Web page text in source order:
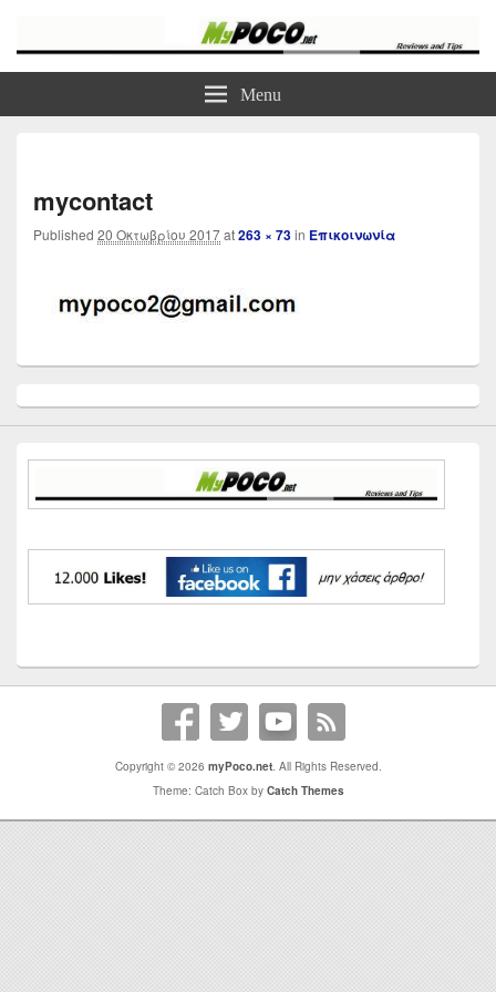
Τα καλύτερα Reviews , Συγκρίσεις , VPN , Webhosting
Menu
mycontact
Published 20 Οκτωβρίου 2017at263 × 73in Επικοινωνία
Sidebar
Widget
Copyright © 2026 myPoco.net. All Rights Reserved.
Theme: Catch Box by Catch Themes